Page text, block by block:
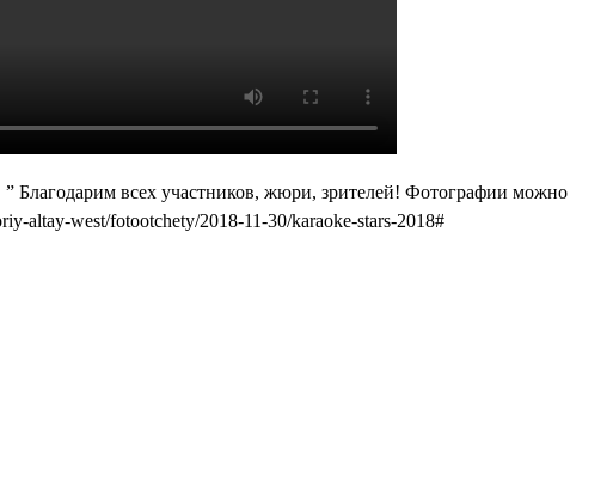
” Благодарим всех участников, жюри, зрителей! Фотографии можно
altay-west/fotootchety/2018-11-30/karaoke-stars-2018#